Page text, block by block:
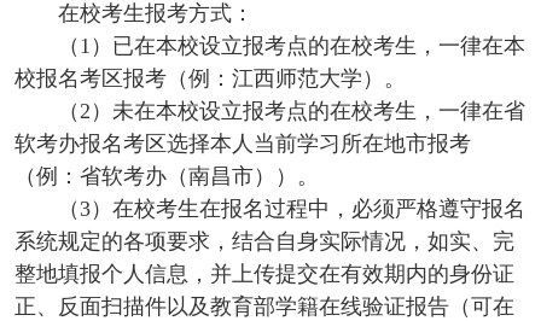
在校考生报考方式：
（1）已在本校设立报考点的在校考生，一律在本
校报名考区报考（例：江西师范大学）。
（2）未在本校设立报考点的在校考生，一律在省
软考办报名考区选择本人当前学习所在地市报考
（例：省软考办（南昌市））。
（3）在校考生在报名过程中，必须严格遵守报名
系统规定的各项要求，结合自身实际情况，如实、完
整地填报个人信息，并上传提交在有效期内的身份证
正、反面扫描件以及教育部学籍在线验证报告（可在